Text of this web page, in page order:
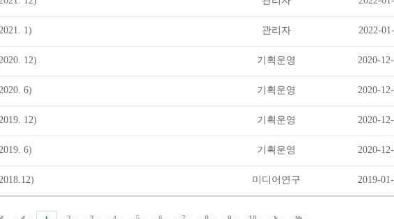
1) 관리자 2022-
12) 기획운영 2020-
6) 기획운영 2020-
12) 기획운영 2020-
6) 기획운영 2020-
미디어연구 2019-